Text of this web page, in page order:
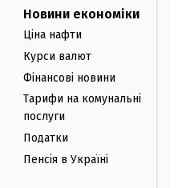
Новини економіки
Ціна нафти
Курси валют
Фінансові новини
Тарифи на комунальні
послуги
Податки
Пенсія в Україні